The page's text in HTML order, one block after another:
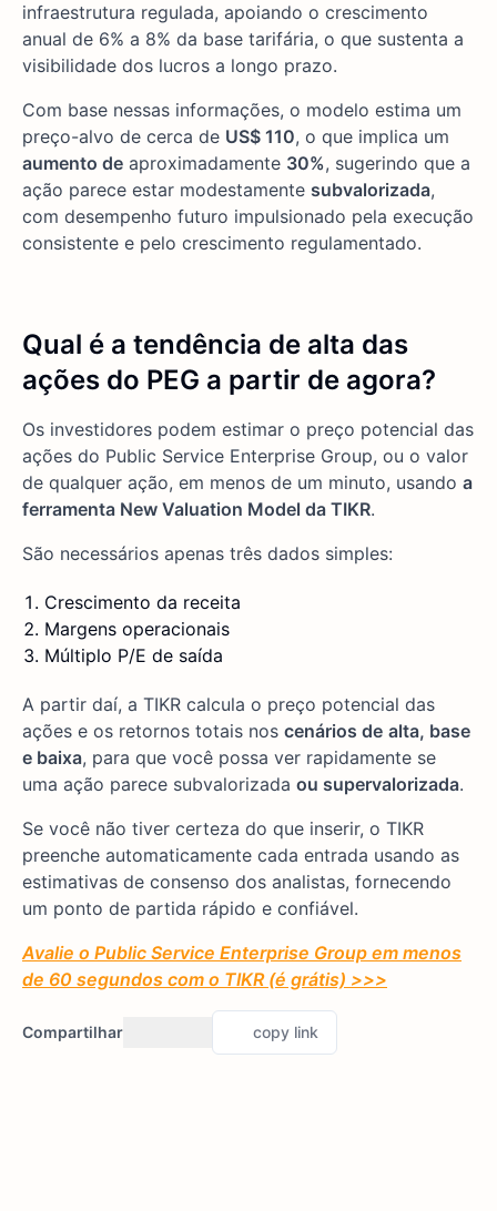
infraestrutura regulada, apoiando o crescimento
anual de 6% a 8% da base tarifária, o que sustenta a
visibilidade dos lucros a longo prazo.
Com base nessas informações, o modelo estima um
preço-alvo de cerca de US$ 110, o que implica um
aumento de aproximadamente 30%, sugerindo que a
ação parece estar modestamente subvalorizada,
com desempenho futuro impulsionado pela execução
consistente e pelo crescimento regulamentado.
Qual é a tendência de alta das
ações do PEG a partir de agora?
Os investidores podem estimar o preço potencial das
ações do Public Service Enterprise Group, ou o valor
de qualquer ação, em menos de um minuto, usando a
ferramenta New Valuation Model da TIKR.
São necessários apenas três dados simples:
Crescimento da receita
Margens operacionais
Múltiplo P/E de saída
A partir daí, a TIKR calcula o preço potencial das
ações e os retornos totais nos cenários de alta, base
e baixa, para que você possa ver rapidamente se
uma ação parece subvalorizada ou supervalorizada.
Se você não tiver certeza do que inserir, o TIKR
preenche automaticamente cada entrada usando as
estimativas de consenso dos analistas, fornecendo
um ponto de partida rápido e confiável.
Avalie o Public Service Enterprise Group em menos
de 60 segundos com o TIKR (é grátis) >>>
Compartilhar copy link